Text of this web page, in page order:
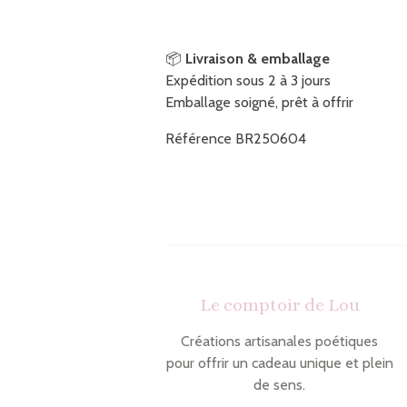
📦 Livraison & emballage
Expédition sous 2 à 3 jours
Emballage soigné, prêt à offrir
Référence BR250604
Le comptoir de Lou
Créations artisanales poétiques
pour offrir un cadeau unique et plein
de sens.